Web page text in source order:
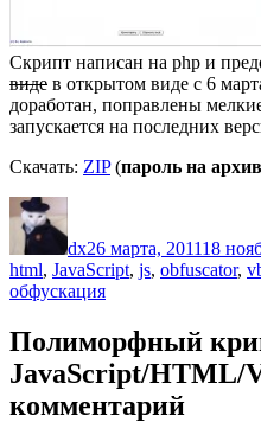
Скрипт написан на php и
виде в открытом виде с 6
доработан, поправлены
запускается на последних
Скачать: ZIP(пароль на
dx26 марта, 201118
html, JavaScript, js, obfuscator,
обфускация
Полиморфный
JavaScript/HTML/
комментарий